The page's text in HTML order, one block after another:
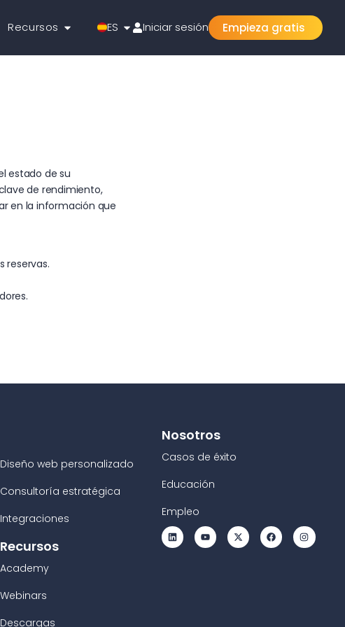
Recursos ES Iniciar sesión Empieza gratis
estado de su
de rendimiento,
en la información que
reservas.
Diseño web personalizado
Consultoría estratégica
Integraciones
Recursos
Academy
Webinars
Descargas
Nosotros
Casos de éxito
Educación
Empleo